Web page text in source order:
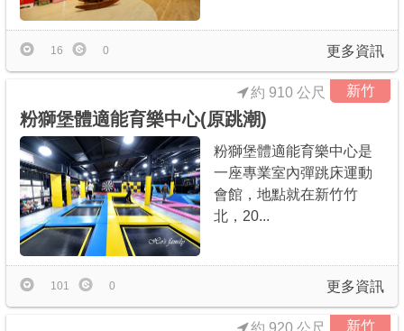
更多資訊
16 0
新竹
粉獅堡體適能育樂中心(原跳潮)
約 910 公尺
粉獅堡體適能育樂中心是
一座專業室內彈跳床運動
會館，地點就在新竹竹
北，20...
更多資訊
101 0
新竹
約 920 公尺